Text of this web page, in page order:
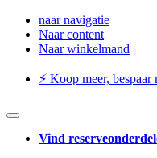
naar navigatie
Naar content
Naar winkelmand
⚡️ Koop meer,
Vind